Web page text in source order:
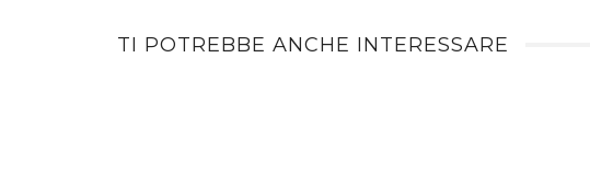
TI POTREBBE ANCHE INTERESSARE